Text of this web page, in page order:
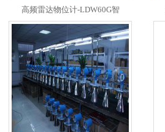
高频雷达物位计-LDW60G智